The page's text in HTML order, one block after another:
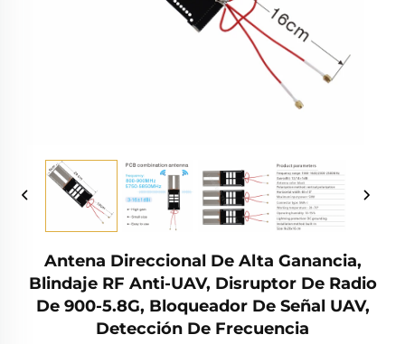
Antena Direccional De Alta Ganancia,
Blindaje RF Anti-UAV, Disruptor De Radio
De 900-5.8G, Bloqueador De Señal UAV,
Detección De Frecuencia